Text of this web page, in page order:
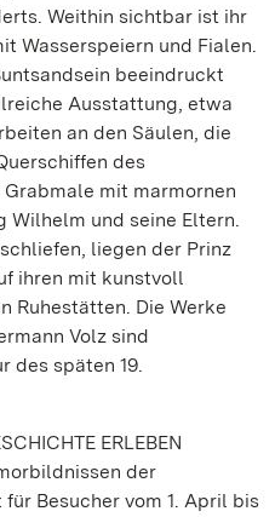
Weithin sichtbar ist ihr
Wasserspeiern und Fialen.
beeindruckt
Ausstattung, etwa
an den Säulen, die
des
mit marmornen
Wilhelm und seine Eltern.
liegen der Prinz
ihren mit kunstvoll
Ruhestätten. Die Werke
Volz sind
des späten 19.
ERLEBEN
der
Besucher vom 1. April bis